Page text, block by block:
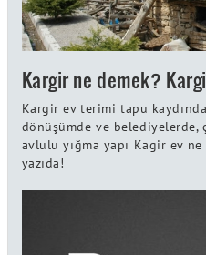
Kargir ne demek?
Kargir ev terimi tapu
dönüşümde ve belediyelerde,
avlulu yığma yapı Kagir ev
yazıda!